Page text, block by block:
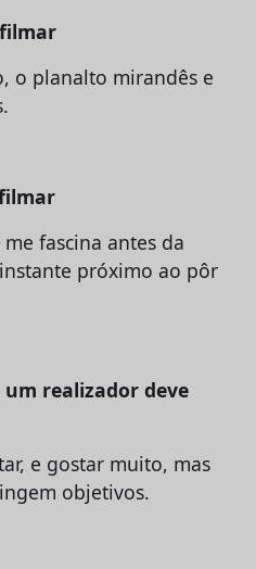
o planalto mirandês e
fascina antes da
próximo ao pôr
realizador deve
e gostar muito, mas
objetivos.